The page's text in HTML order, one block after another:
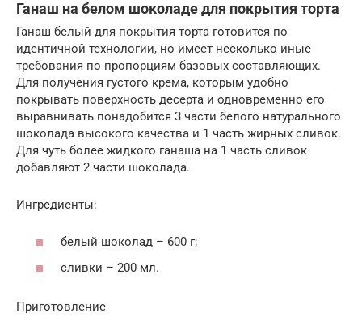
Ганаш на белом шоколаде для покрытия торта
Ганаш белый для покрытия торта готовится по
идентичной технологии, но имеет несколько иные
требования по пропорциям базовых составляющих.
Для получения густого крема, которым удобно
покрывать поверхность десерта и одновременно его
выравнивать понадобится 3 части белого натурального
шоколада высокого качества и 1 часть жирных сливок.
Для чуть более жидкого ганаша на 1 часть сливок
добавляют 2 части шоколада.
Ингредиенты:
белый шоколад – 600 г;
сливки – 200 мл.
Приготовление